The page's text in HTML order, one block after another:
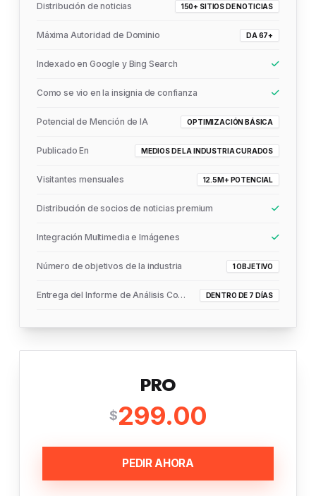
Distribución de noticias 150+ SITIOS DE NOTICIAS
Máxima Autoridad de Dominio DA 67+
Indexado en Google y Bing Search
Como se vio en la insignia de confianza
Potencial de Mención de IA OPTIMIZACIÓN BÁSICA
Publicado En MEDIOS DE LA INDUSTRIA CURADOS
Visitantes mensuales 12.5M+ POTENCIAL
Distribución de socios de noticias premium
Integración Multimedia e Imágenes
Número de objetivos de la industria 1 OBJETIVO
Entrega del Informe de Análisis Completo DENTRO DE 7 DÍAS
PRO
$299.00
PEDIR AHORA